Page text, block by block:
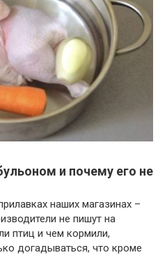
и почему его не
наших магазинах –
не пишут на
птиц и чем кормили,
догадываться, что кроме